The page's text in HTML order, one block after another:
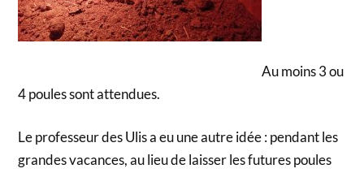
Au moins 3 ou
4 poules sont attendues.
Le professeur des Ulis a eu une autre idée : pendant les
grandes vacances, au lieu de laisser les futures poules